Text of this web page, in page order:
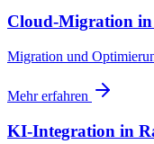
Cloud-Migration in
Migration und
Mehr erfahren
KI-Integration in